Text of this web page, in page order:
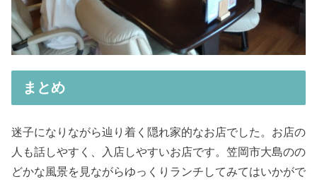
まとめ
迷子になりながら辿り着く隠れ家的なお店でした。お店の
人も話しやすく、入店しやすいお店です。笠岡市大島のの
どかな風景を見ながらゆっくりランチしてみてはいかがで